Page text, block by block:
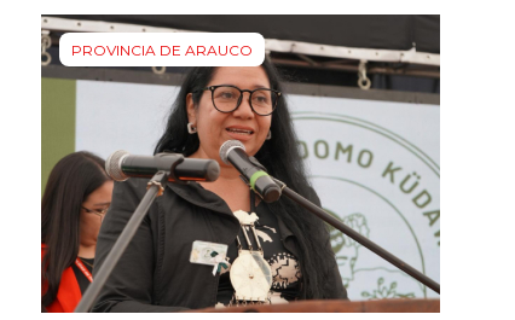
PROVINCIA DE ARAUCO